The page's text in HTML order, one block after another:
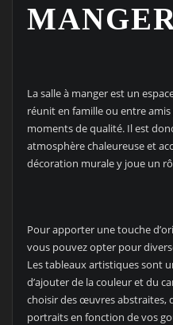
La salle à manger est un
réunit en famille ou entre
moments de qualité. Il est
atmosphère chaleureuse et
décoration murale y joue un
Pour apporter une touche
vous pouvez opter pour
Les tableaux artistiques sont
d’ajouter de la couleur et du
choisir des œuvres abstraites,
portraits en fonction de vos